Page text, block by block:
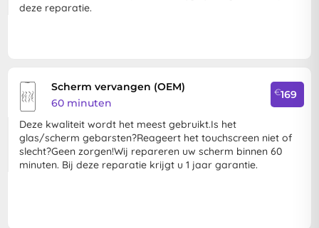
deze reparatie.
Scherm vervangen (OEM)
60 minuten
€169
Deze kwaliteit wordt het meest gebruikt.Is het
glas/scherm gebarsten?Reageert het touchscreen niet of
slecht?Geen zorgen!Wij repareren uw scherm binnen 60
minuten. Bij deze reparatie krijgt u 1 jaar garantie.